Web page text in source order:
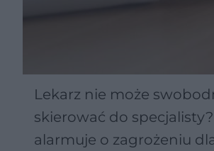
Lekarz nie może
skierować do
alarmuje o zagrożeniu